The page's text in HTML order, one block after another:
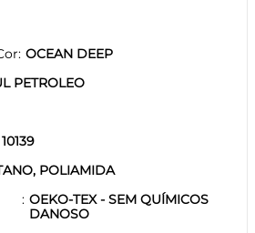
OCEAN DEEP
PETROLEO
10139
POLIAMIDA
OEKO-TEX - SEM QUÍMICOS
DANOSO